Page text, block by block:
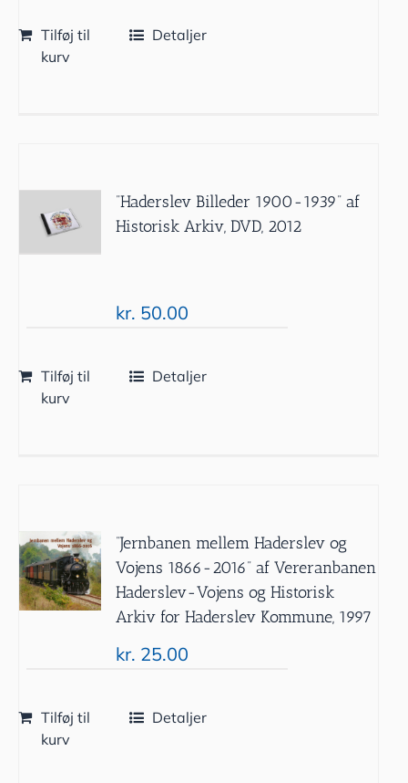
Tilføj til
kurv
Detaljer
”Haderslev Billeder 1900-1939” af
Historisk Arkiv, DVD, 2012
kr. 50.00
Tilføj til
kurv
Detaljer
”Jernbanen mellem Haderslev og
Vojens 1866-2016” af Vereranbanen
Haderslev-Vojens og Historisk
Arkiv for Haderslev Kommune, 1997
kr. 25.00
Tilføj til
kurv
Detaljer